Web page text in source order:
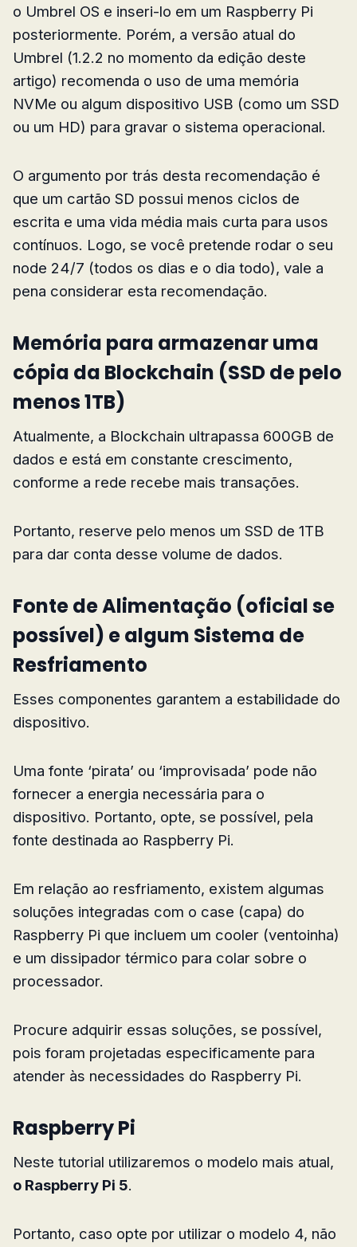
o Umbrel OS e inseri-lo em um Raspberry Pi
posteriormente. Porém, a versão atual do
Umbrel (1.2.2 no momento da edição deste
artigo) recomenda o uso de uma memória
NVMe ou algum dispositivo USB (como um SSD
ou um HD) para gravar o sistema operacional.
O argumento por trás desta recomendação é
que um cartão SD possui menos ciclos de
escrita e uma vida média mais curta para usos
contínuos. Logo, se você pretende rodar o seu
node 24/7 (todos os dias e o dia todo), vale a
pena considerar esta recomendação.
Memória para armazenar uma
cópia da Blockchain (SSD de pelo
menos 1TB)
Atualmente, a Blockchain ultrapassa 600GB de
dados e está em constante crescimento,
conforme a rede recebe mais transações.
Portanto, reserve pelo menos um SSD de 1TB
para dar conta desse volume de dados.
Fonte de Alimentação (oficial se
possível) e algum Sistema de
Resfriamento
Esses componentes garantem a estabilidade do
dispositivo.
Uma fonte ‘pirata’ ou ‘improvisada’ pode não
fornecer a energia necessária para o
dispositivo. Portanto, opte, se possível, pela
fonte destinada ao Raspberry Pi.
Em relação ao resfriamento, existem algumas
soluções integradas com o case (capa) do
Raspberry Pi que incluem um cooler (ventoinha)
e um dissipador térmico para colar sobre o
processador.
Procure adquirir essas soluções, se possível,
pois foram projetadas especificamente para
atender às necessidades do Raspberry Pi.
Raspberry Pi
Neste tutorial utilizaremos o modelo mais atual,
o Raspberry Pi 5.
Portanto, caso opte por utilizar o modelo 4, não